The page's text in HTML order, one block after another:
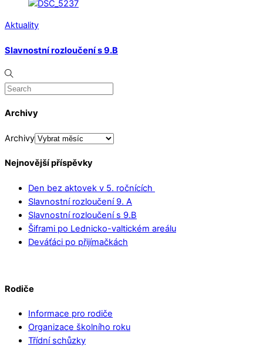
Aktuality
Slavnostní rozloučení s 9.B
Archivy
Archivy
Nejnovější příspěvky
Den bez aktovek v 5. ročnících
Slavnostní rozloučení 9. A
Slavnostní rozloučení s 9.B
Šiframi po Lednicko-valtickém areálu
Deváťáci po přijímačkách
Rodiče
Informace pro rodiče
Organizace školního roku
Třídní schůzky